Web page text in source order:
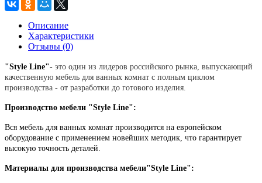
Описание
Характеристики
Отзывы (0)
"Style Line"- это один из лидеров российского рынка, выпускающий
качественную мебель для ванных комнат с полным циклом
производства - от разработки до готового изделия.
Производство мебели "Style Line":
Вся мебель для ванных комнат производится на европейском
оборудование с применением новейших методик, что гарантирует
высокую точность деталей.
Материалы для производства мебели"Style Line":